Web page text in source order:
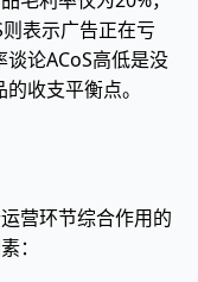
表示广告正在亏
论ACoS高低是没
收支平衡点。
营环节综合作用的
：